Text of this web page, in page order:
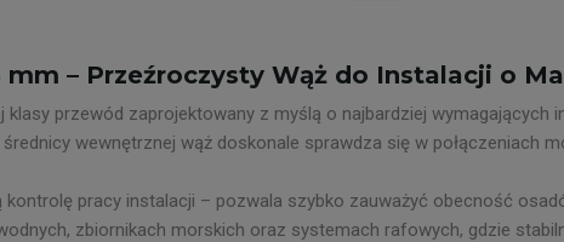
– Przeźroczysty Wąż do Instalacji o
klasy przewód zaprojektowany z myślą o najbardziej
średnicy wewnętrznej wąż doskonale sprawdza się w
pracy instalacji – pozwala szybko zauważyć obecność
zbiornikach morskich oraz systemach rafowych, gdzie